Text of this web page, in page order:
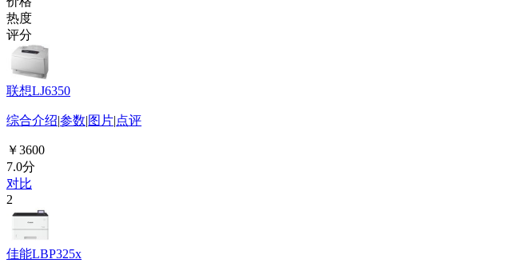
热度
评分
联想LJ6350
综合介绍|参数|图片|点评
￥3600
7.0分
对比
2
佳能LBP325x